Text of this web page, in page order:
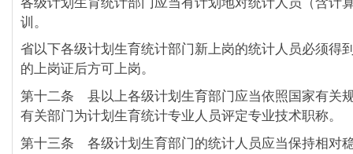
训。
省以下各级计划生育统计部门新上岗的统计人员必须得
的上岗证后方可上岗。
第十二条 县以上各级计划生育部门应当依照国家有关
有关部门为计划生育统计专业人员评定专业技术职称。
第十三条 各级计划生育部门的统计人员应当保持相对